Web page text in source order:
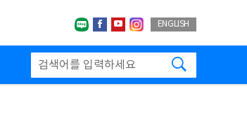
네이버블로그
페이스북
유투브인스타그랩
ENGLISH